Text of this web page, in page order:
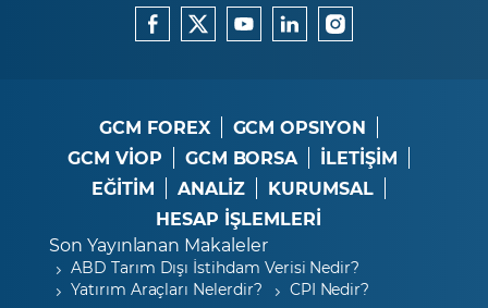
GCM FOREX
GCM OPSIYON
GCM VİOP
GCM BORSA
İLETİŞİM
EĞİTİM
ANALİZ
KURUMSAL
HESAP İŞLEMLERİ
Son Yayınlanan Makaleler
ABD Tarım Dışı İstihdam Verisi Nedir?
Yatırım Araçları Nelerdir?
CPI Nedir?